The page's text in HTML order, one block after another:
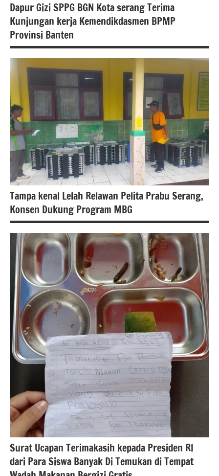
jaya
Berita
kota
serang
berita
Dapur Gizi SPPG BGN Kota serang Terima
Kunjungan kerja Kemendikdasmen BPMP
Provinsi Banten
Berita
kota
serang
berita
nasional
Tampa kenal Lelah Relawan Pelita Prabu Serang,
Konsen Dukung Program MBG
berita
banten
Berita
kota
serang
berita
nasional
Surat Ucapan Terimakasih kepada Presiden RI
dari Para Siswa Banyak Di Temukan di Tempat